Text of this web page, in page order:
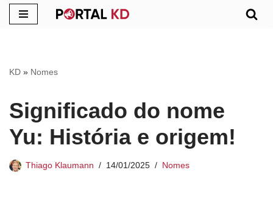
conteúdo
KD » Nomes
Significado do nome
Yu: História e origem!
Thiago Klaumann 14/01/2025 Nomes